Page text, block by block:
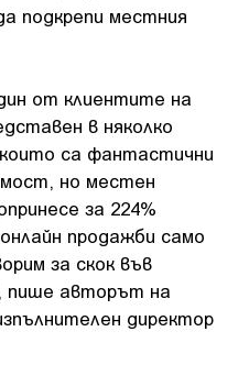
подкрепи местния
от клиентите на
в няколко
които са фантастични
но местен
за 224%
продажби само
за скок във
пише авторът на
директор